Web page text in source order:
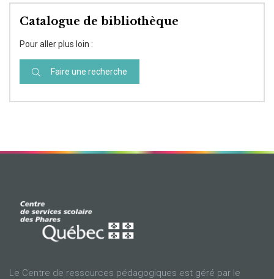
Catalogue de bibliothèque
Pour aller plus loin :
Faire une recherche
Le Centre de ressources pédagogiques est géré par le